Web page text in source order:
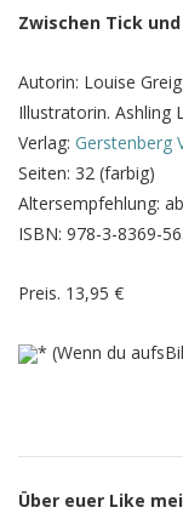
Zwischen Tick
Autorin: Louise Greig
Illustratorin. Ashling
Verlag: Gerstenberg
Seiten: 32 (farbig)
Altersempfehlung:
ISBN: 978-3-8369-
Preis. 13,95 €
* (Wenn du
Über euer Like